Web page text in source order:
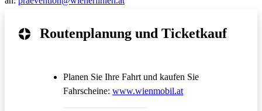
Routenplanung und Ticketkauf
Planen Sie Ihre Fahrt und kaufen Sie
Fahrscheine: www.wienmobil.atÖffnet in einem